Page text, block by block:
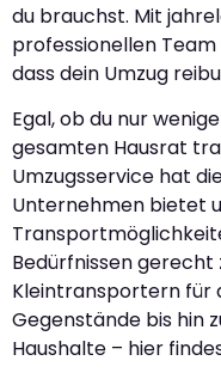
du brauchst. Mit
professionellen
dass dein Umzug
Egal, ob du nur
gesamten Hausrat
Umzugsservice hat
Unternehmen bietet
Bedürfnissen gerecht
Kleintransportern für
Gegenstände bis hin
Haushalte – hier